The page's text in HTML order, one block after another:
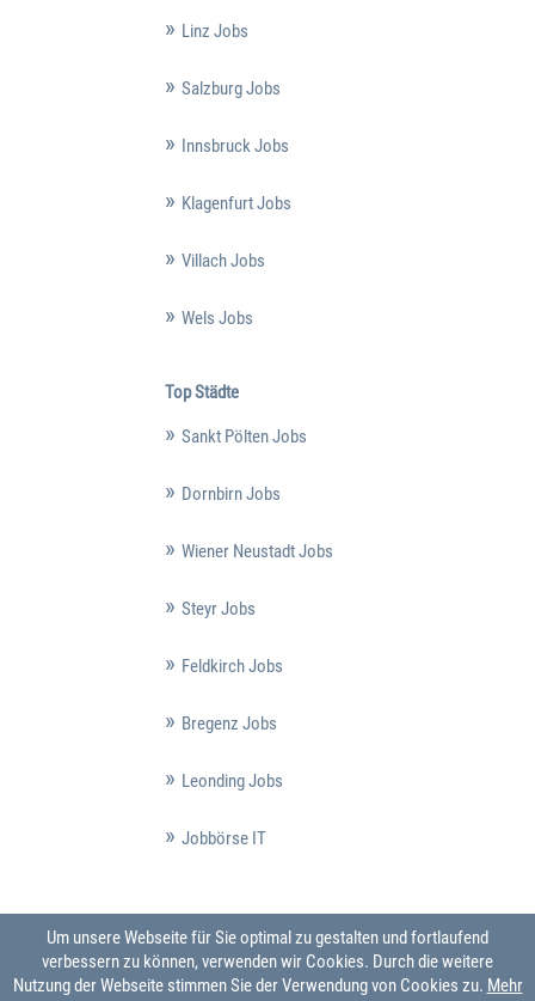
Linz Jobs
Salzburg Jobs
Innsbruck Jobs
Klagenfurt Jobs
Villach Jobs
Wels Jobs
Top Städte
Sankt Pölten Jobs
Dornbirn Jobs
Wiener Neustadt Jobs
Steyr Jobs
Feldkirch Jobs
Bregenz Jobs
Leonding Jobs
Jobbörse IT
Um unsere Webseite für Sie optimal zu gestalten und fortlaufend
verbessern zu können, verwenden wir Cookies. Durch die weitere
Nutzung der Webseite stimmen Sie der Verwendung von Cookies zu. Mehr